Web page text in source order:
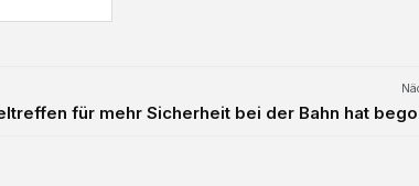
für mehr Sicherheit bei der Bahn hat